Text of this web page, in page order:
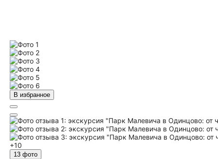
В избранное
+10
13 фото